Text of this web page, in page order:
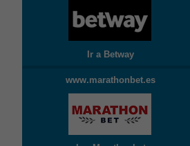
Ir a Betway
www.marathonbet.es